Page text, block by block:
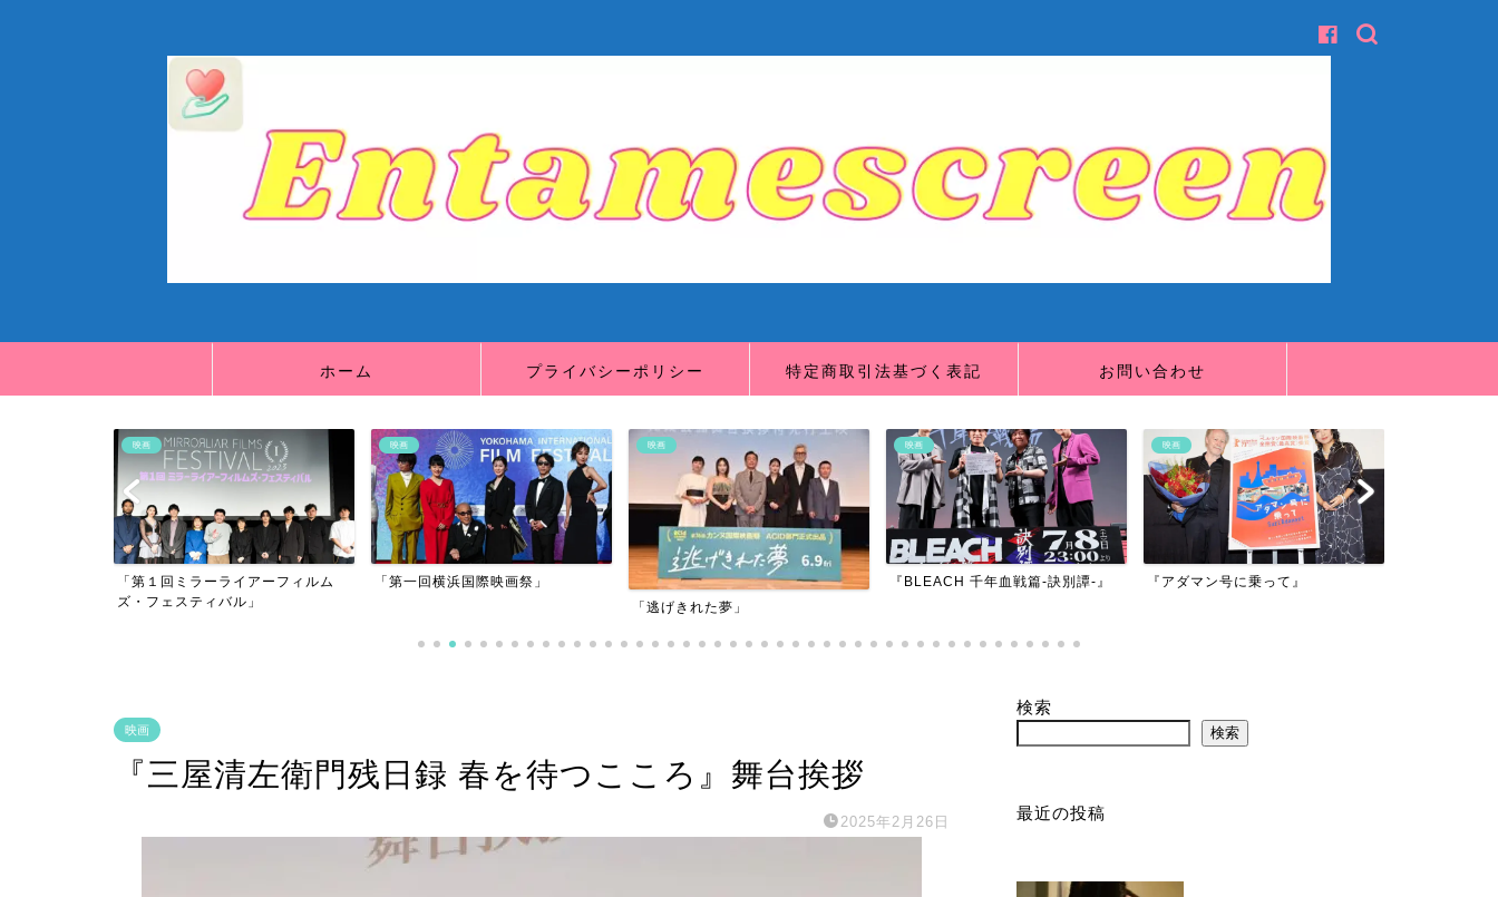
ホーム プライバシーポリシー 特定商取引法基づく表記 お問い合わせ
第１回ミラーライアーフィルム
・フェスティバル」
映画
「第一回横浜国際映画祭」
映画 映画
『BLEACH 千年血戦篇-訣別譚-』
映画
『アダマン号に乗って』
映画
『バイオハザード：デスアイラ
映画
『三屋清左衛門残日録 春を待つこころ』舞台挨拶
2025年2月26日
検索
検索
最近の投稿